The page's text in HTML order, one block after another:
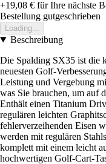
+19,08 € für Ihre nächste
Bestellung gutgeschrieben
Loading...
Beschreibung
Die Spalding SX35 ist die
neuesten Golf-
Leistung und Vergebung
was Sie brauchen, um auf
Enthält einen Titanium
regulären leichten
fehlerverzeihenden Eisen
werden mit regulären
komplett mit einem leicht
hochwertigen Golf-Cart-